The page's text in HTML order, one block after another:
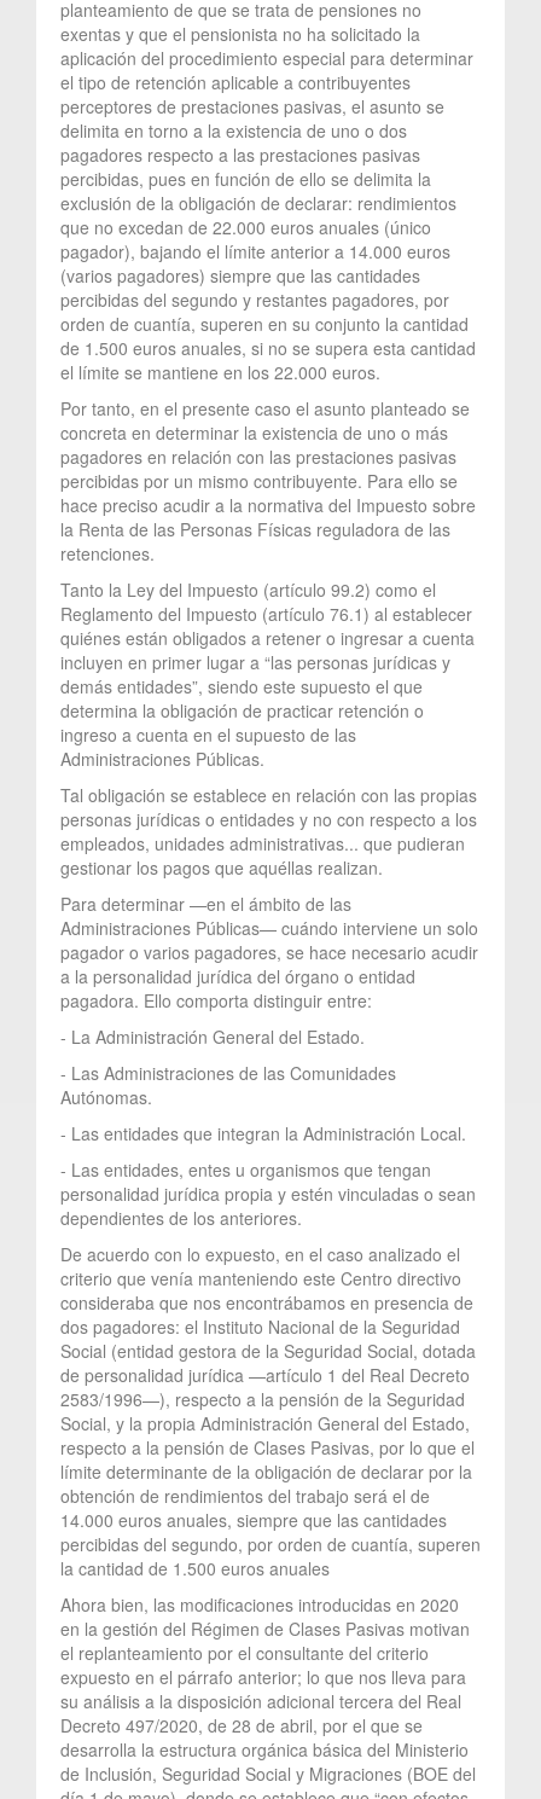
planteamiento de que se trata de pensiones no
exentas y que el pensionista no ha solicitado la
aplicación del procedimiento especial para determinar
el tipo de retención aplicable a contribuyentes
perceptores de prestaciones pasivas, el asunto se
delimita en torno a la existencia de uno o dos
pagadores respecto a las prestaciones pasivas
percibidas, pues en función de ello se delimita la
exclusión de la obligación de declarar: rendimientos
que no excedan de 22.000 euros anuales (único
pagador), bajando el límite anterior a 14.000 euros
(varios pagadores) siempre que las cantidades
percibidas del segundo y restantes pagadores, por
orden de cuantía, superen en su conjunto la cantidad
de 1.500 euros anuales, si no se supera esta cantidad
el límite se mantiene en los 22.000 euros.
Por tanto, en el presente caso el asunto planteado se
concreta en determinar la existencia de uno o más
pagadores en relación con las prestaciones pasivas
percibidas por un mismo contribuyente. Para ello se
hace preciso acudir a la normativa del Impuesto sobre
la Renta de las Personas Físicas reguladora de las
retenciones.
Tanto la Ley del Impuesto (artículo 99.2) como el
Reglamento del Impuesto (artículo 76.1) al establecer
quiénes están obligados a retener o ingresar a cuenta
incluyen en primer lugar a “las personas jurídicas y
demás entidades”, siendo este supuesto el que
determina la obligación de practicar retención o
ingreso a cuenta en el supuesto de las
Administraciones Públicas.
Tal obligación se establece en relación con las propias
personas jurídicas o entidades y no con respecto a los
empleados, unidades administrativas... que pudieran
gestionar los pagos que aquéllas realizan.
Para determinar —en el ámbito de las
Administraciones Públicas— cuándo interviene un solo
pagador o varios pagadores, se hace necesario acudir
a la personalidad jurídica del órgano o entidad
pagadora. Ello comporta distinguir entre:
- La Administración General del Estado.
- Las Administraciones de las Comunidades
Autónomas.
- Las entidades que integran la Administración Local.
- Las entidades, entes u organismos que tengan
personalidad jurídica propia y estén vinculadas o sean
dependientes de los anteriores.
De acuerdo con lo expuesto, en el caso analizado el
criterio que venía manteniendo este Centro directivo
consideraba que nos encontrábamos en presencia de
dos pagadores: el Instituto Nacional de la Seguridad
Social (entidad gestora de la Seguridad Social, dotada
de personalidad jurídica —artículo 1 del Real Decreto
2583/1996—), respecto a la pensión de la Seguridad
Social, y la propia Administración General del Estado,
respecto a la pensión de Clases Pasivas, por lo que el
límite determinante de la obligación de declarar por la
obtención de rendimientos del trabajo será el de
14.000 euros anuales, siempre que las cantidades
percibidas del segundo, por orden de cuantía, superen
la cantidad de 1.500 euros anuales
Ahora bien, las modificaciones introducidas en 2020
en la gestión del Régimen de Clases Pasivas motivan
el replanteamiento por el consultante del criterio
expuesto en el párrafo anterior; lo que nos lleva para
su análisis a la disposición adicional tercera del Real
Decreto 497/2020, de 28 de abril, por el que se
desarrolla la estructura orgánica básica del Ministerio
de Inclusión, Seguridad Social y Migraciones (BOE del